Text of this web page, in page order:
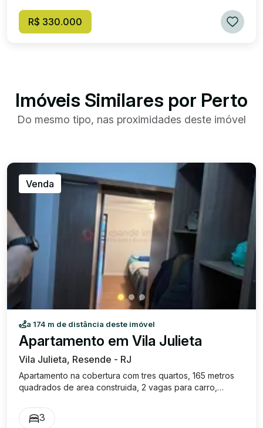
R$ 330.000
Imóveis Similares por Perto
Do mesmo tipo, nas proximidades deste imóvel
Venda
a 174 m de distância deste imóvel
Apartamento em Vila Julieta
Vila Julieta, Resende - RJ
Apartamento na cobertura com tres quartos, 165 metros
quadrados de area construida, 2 vagas para carro,
serviço, cozinha, tres varandas e em uma localizacao
exelente
3